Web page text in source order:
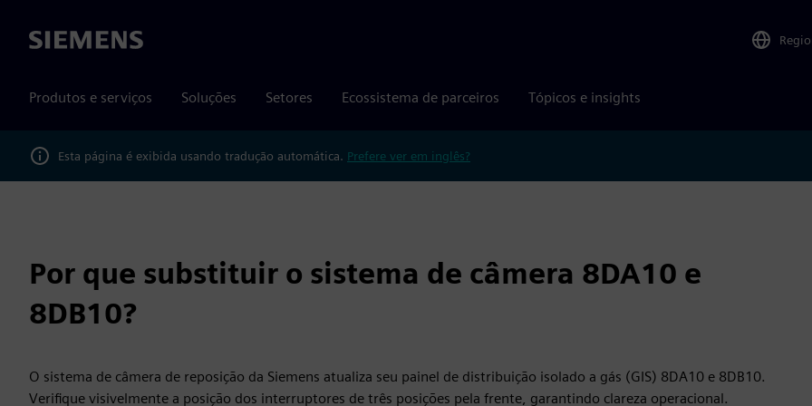
Siemens
Produtos e serviços Soluções Setores Ecossistema de parceiros Tópicos e insights
Esta página é exibida usando tradução automática. Prefere ver em inglês?
Por que substituir o sistema de câmera 8DA10 e
8DB10?
O sistema de câmera de reposição da Siemens atualiza seu painel de distribuição isolado a gás (GIS) 8DA10 e 8DB10.
Verifique visivelmente a posição dos interruptores de três posições pela frente, garantindo clareza operacional.